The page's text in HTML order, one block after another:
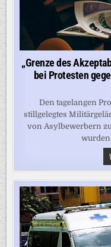
„Grenze des
bei Protesten
Den tagelangen
stillgelegtes
von Asylbewerbern